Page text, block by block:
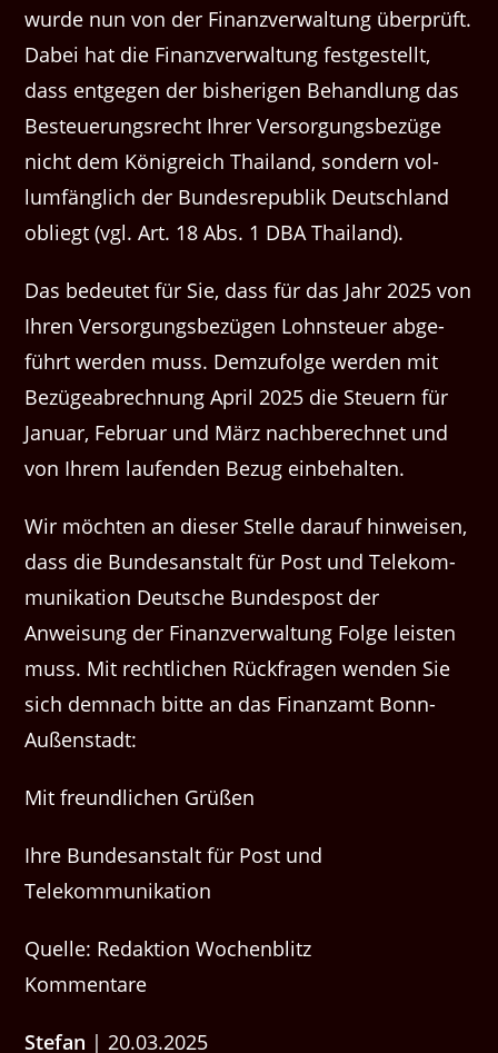
wurde nun von der Finanzver­wal­tung über­prüft.
Dabei hat die Finanzver­wal­tung fest­gestellt,
dass ent­ge­gen der bish­eri­gen Behand­lung das
Besteuerungsrecht Ihrer Ver­sorgungs­bezüge
nicht dem Kön­i­gre­ich Thai­land, son­dern vol­
lum­fänglich der Bun­desre­pub­lik Deutsch­land
obliegt (vgl. Art. 18 Abs. 1 DBA Thailand).
Das bedeutet für Sie, dass für das Jahr 2025 von
Ihren Ver­sorgungs­bezü­gen Lohn­s­teuer abge­
führt wer­den muss. Demzu­folge wer­den mit
Bezügeabrech­nung April 2025 die Steuern für
Jan­u­ar, Feb­ru­ar und März nach­berech­net und
von Ihrem laufend­en Bezug einbehalten.
Wir möcht­en an dieser Stelle darauf hin­weisen,
dass die Bun­de­sanstalt für Post und Telekom­
mu­nika­tion Deutsche Bun­de­spost der
Anweisung der Finanzver­wal­tung Folge leis­ten
muss. Mit rechtlichen Rück­fra­gen wen­den Sie
sich dem­nach bitte an das Finan­zamt Bonn-
Außenstadt:
Mit fre­undlichen Grüßen
Ihre Bun­de­sanstalt für Post und
Telekommunikation
Quelle: Redaktion Wochenblitz
Kommentare
Stefan | 20.03.2025